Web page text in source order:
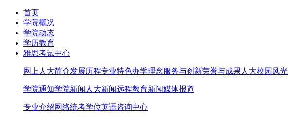
首页
学院概况
学院动态
学历教育
雅思考试中心
网上人大简介发展历程专业特色办学理念服务与创新荣誉与成果人大校园风光
学院通知学院新闻 人大新闻远程教育新闻媒体报道
专业介绍网络统考学位英语咨询中心